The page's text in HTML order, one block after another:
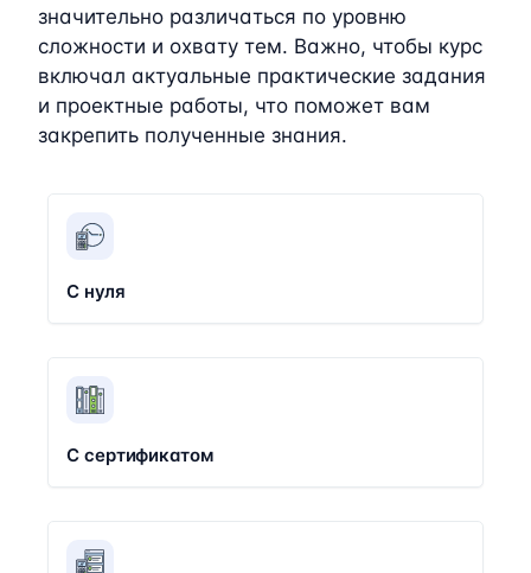
значительно различаться по уровню
сложности и охвату тем. Важно, чтобы курс
включал актуальные практические задания
и проектные работы, что поможет вам
закрепить полученные знания.
С нуля
С сертификатом